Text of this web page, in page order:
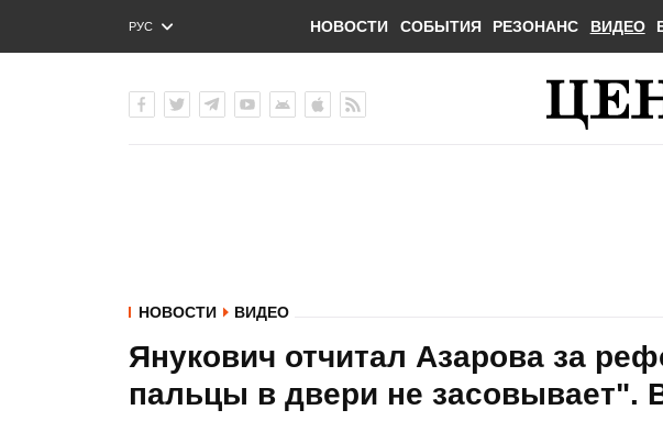
РУС
ENG
НОВОСТИ СОБЫТИЯ РЕЗОНАНС ВИДЕО
НОВОСТИ ВИДЕО
Янукович отчитал Азарова за
пальцы в двери не засовывает".